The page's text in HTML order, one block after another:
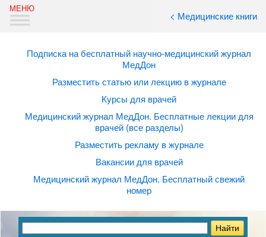
< Медицинские книги
Подписка на бесплатный научно-медицинский журнал
МедДон
Разместить статью или лекцию в журнале
Курсы для врачей
Медицинский журнал МедДон. Бесплатные лекции для
врачей (все разделы)
Разместить рекламу в журнале
Вакансии для врачей
Медицинский журнал МедДон. Бесплатный свежий
номер